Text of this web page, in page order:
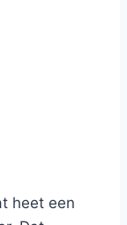
heet een